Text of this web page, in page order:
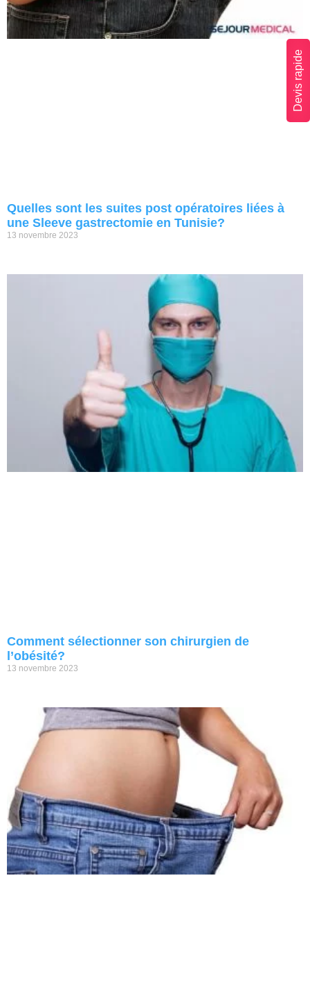
Quelles sont les suites post opératoires liées à
une Sleeve gastrectomie en Tunisie?
13 novembre 2023
Comment sélectionner son chirurgien de
l’obésité?
13 novembre 2023
Devis rapide